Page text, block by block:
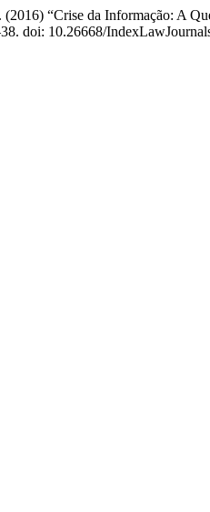
“Crise da Informação: A
doi: 10.26668/